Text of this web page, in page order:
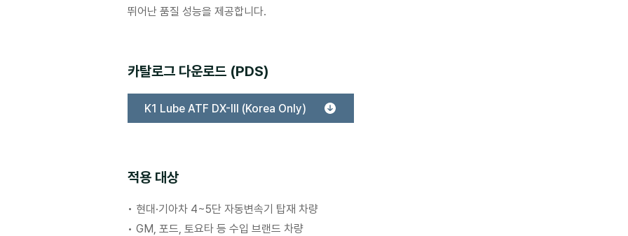
뛰어난 품질 성능을 제공합니다.
​카탈로그 다운로드 (PDS)
K1 Lube ATF DX-III (Korea Only)
적용 대상
• 현대·기아차 4~5단 자동변속기 탑재 차량
• GM, 포드, 토요타 등 수입 브랜드 차량